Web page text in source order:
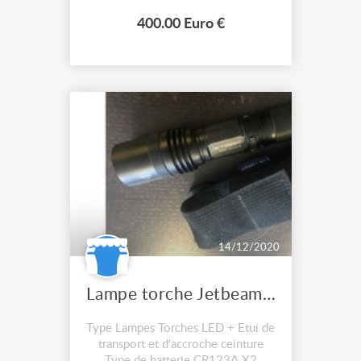
charge d’un poids maxi de 250 kg
4,15 kg...
400.00 Euro €
14/12/2020
Lampe torche Jetbeam Led BC25
Type Lampes Torches LED + Etui de
transport et d'accroche ceinture